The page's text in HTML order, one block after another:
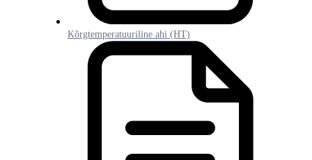
Kõrgtemperatuuriline ahi (HT)